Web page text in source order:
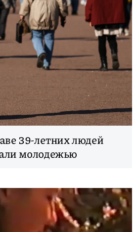
39-летних людей
молодежью